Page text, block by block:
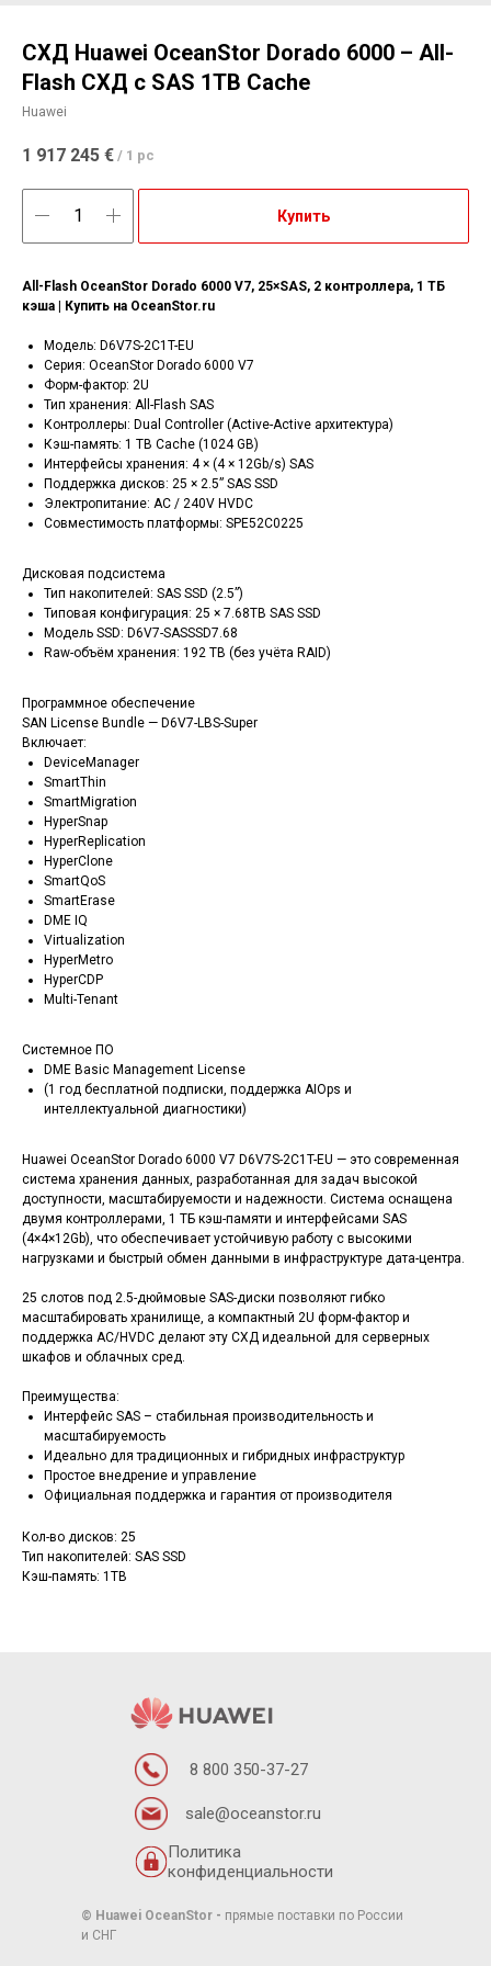
СХД Huawei OceanStor Dorado 6000 – All-
Flash СХД c SAS 1TB Cache
Huawei
1 917 245 € / 1 pc
Купить
All-Flash OceanStor Dorado 6000 V7, 25×SAS, 2 контроллера, 1 ТБ
кэша | Купить на OceanStor.ru
Модель: D6V7S-2C1T-EU
Серия: OceanStor Dorado 6000 V7
Форм-фактор: 2U
Тип хранения: All-Flash SAS
Контроллеры: Dual Controller (Active-Active архитектура)
Кэш-память: 1 TB Cache (1024 GB)
Интерфейсы хранения: 4 × (4 × 12Gb/s) SAS
Поддержка дисков: 25 × 2.5” SAS SSD
Электропитание: AC / 240V HVDC
Совместимость платформы: SPE52C0225
Дисковая подсистема
Тип накопителей: SAS SSD (2.5”)
Типовая конфигурация: 25 × 7.68TB SAS SSD
Модель SSD: D6V7-SASSSD7.68
Raw-объём хранения: 192 TB (без учёта RAID)
Программное обеспечение
SAN License Bundle — D6V7-LBS-Super
Включает:
DeviceManager
SmartThin
SmartMigration
HyperSnap
HyperReplication
HyperClone
SmartQoS
SmartErase
DME IQ
Virtualization
HyperMetro
HyperCDP
Multi-Tenant
Системное ПО
DME Basic Management License
(1 год бесплатной подписки, поддержка AIOps и
интеллектуальной диагностики)
Huawei OceanStor Dorado 6000 V7 D6V7S-2C1T-EU — это современная
система хранения данных, разработанная для задач высокой
доступности, масштабируемости и надежности. Система оснащена
двумя контроллерами, 1 ТБ кэш-памяти и интерфейсами SAS
(4×4×12Gb), что обеспечивает устойчивую работу с высокими
нагрузками и быстрый обмен данными в инфраструктуре дата-центра.
25 слотов под 2.5-дюймовые SAS-диски позволяют гибко
масштабировать хранилище, а компактный 2U форм-фактор и
поддержка AC/HVDC делают эту СХД идеальной для серверных
шкафов и облачных сред.
Преимущества:
Интерфейс SAS – стабильная производительность и
масштабируемость
Идеально для традиционных и гибридных инфраструктур
Простое внедрение и управление
Официальная поддержка и гарантия от производителя
Кол-во дисков: 25
Тип накопителей: SAS SSD
Кэш-память: 1TB
© Huawei OceanStor - прямые поставки по России
и СНГ
8 800 350-37-27
sale@oceanstor.ru
Политика
конфиденциальности